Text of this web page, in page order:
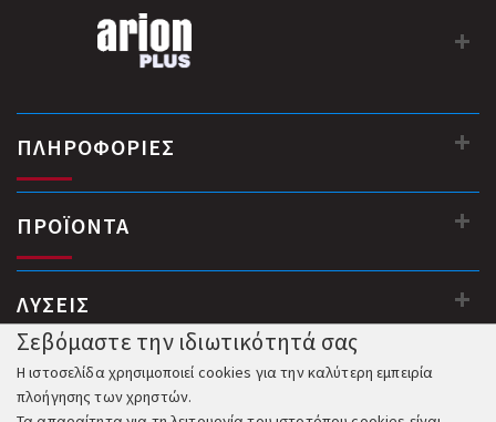
ΠΛΗΡΟΦΟΡΙΕΣ
ΠΡΟΪΟΝΤΑ
ΛΥΣΕΙΣ
Σεβόμαστε την ιδιωτικότητά σας
Η ιστοσελίδα χρησιμοποιεί cookies για την καλύτερη εμπειρία
πλοήγησης των χρηστών.